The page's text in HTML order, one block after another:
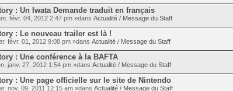
: Un Iwata Demande traduit en français
févr. 04, 2012 2:47 pm »dans Actualité / Message du Staff
: Le nouveau trailer est là !
févr. 01, 2012 9:08 pm »dans Actualité / Message du Staff
: Une conférence à la BAFTA
janv. 27, 2012 1:54 pm »dans Actualité / Message du Staff
: Une page officielle sur le site de Nintendo
nov. 09, 2011 12:15 am »dans Actualité / Message du Staff